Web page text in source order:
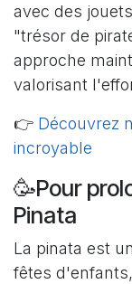
avec des
"trésor de
approche
valorisant
👉 Découvrez
incroyable
🥳Pour
Pinata
La pinata est
fêtes